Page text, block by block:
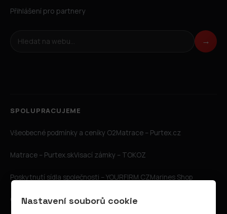
Přihlášení pro partnery
Hledat na webu →
SPOLUPRACUJEME
Všeobecné podmínky a ceníky O2Matrace – Purtex.cz
Matrace – Purtex.skVisací zámky – TOKOZ
Poskytnutí sídla společnosti – YOURFIRM.CZMarines Shop
CZIN.euGoog.czKatalog A-seznam.czInternetové stránky
Nastavení souborů cookie